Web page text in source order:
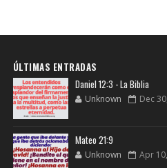
ÚLTIMAS ENTRADAS
Daniel 12:3 - La Biblia
Unknown Dec
Mateo 21:9
Unknown Apr